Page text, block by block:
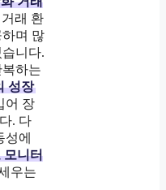
래 환
며 많
니다.
하는
성장
어 장
. 다
에
모니터
우는